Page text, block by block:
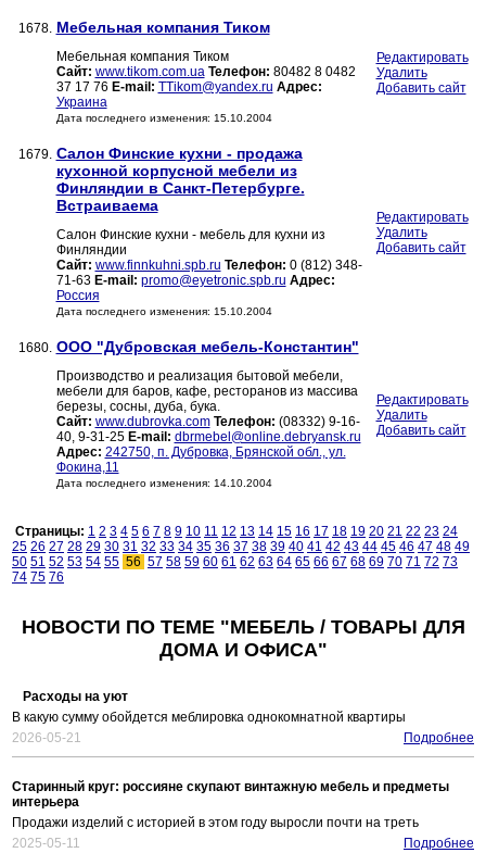
1678. Мебельная компания Тиком
Мебельная компания Тиком
Сайт: www.tikom.com.ua Телефон: 80482 8 0482
37 17 76 E-mail: TTikom@yandex.ru Адрес:
Украина
Дата последнего изменения: 15.10.2004
Редактировать
Удалить
Добавить сайт
1679. Салон Финские кухни - продажа
кухонной корпусной мебели из
Финляндии в Санкт-Петербурге.
Встраиваема
Салон Финские кухни - мебель для кухни из
Финляндии
Сайт: www.finnkuhni.spb.ru Телефон: 0 (812) 348-
71-63 E-mail: promo@eyetronic.spb.ru Адрес:
Россия
Дата последнего изменения: 15.10.2004
Редактировать
Удалить
Добавить сайт
1680. ООО "Дубровская мебель-Константин"
Производство и реализация бытовой мебели,
мебели для баров, кафе, ресторанов из массива
березы, сосны, дуба, бука.
Сайт: www.dubrovka.com Телефон: (08332) 9-16-
40, 9-31-25 E-mail: dbrmebel@online.debryansk.ru
Адрес: 242750, п. Дубровка, Брянской обл., ул.
Фокина,11
Дата последнего изменения: 14.10.2004
Редактировать
Удалить
Добавить сайт
Страницы: 1 2 3 4 5 6 7 8 9 10 11 12 13 14 15 16 17 18 19 20 21 22 23 24
25 26 27 28 29 30 31 32 33 34 35 36 37 38 39 40 41 42 43 44 45 46 47 48 49
50 51 52 53 54 55 56 57 58 59 60 61 62 63 64 65 66 67 68 69 70 71 72 73
74 75 76
НОВОСТИ ПО ТЕМЕ "МЕБЕЛЬ / ТОВАРЫ ДЛЯ
ДОМА И ОФИСА"
Расходы на уют
В какую сумму обойдется меблировка однокомнатной квартиры
2026-05-21
Подробнее
Старинный круг: россияне скупают винтажную мебель и предметы
интерьера
Продажи изделий с историей в этом году выросли почти на треть
2025-05-11
Подробнее